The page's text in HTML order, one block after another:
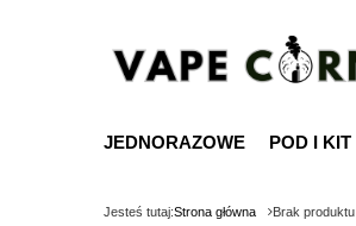
JEDNORAZOWE POD I KIT
Jesteś tutaj:Strona główna Brak produktu